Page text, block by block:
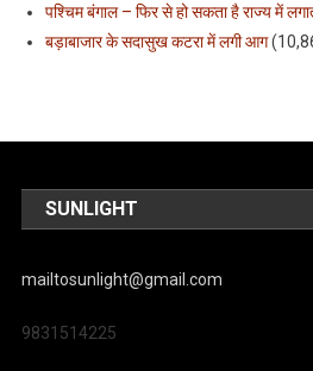
पश्चिम बंगाल – फिर से हो सकता है राज्य में
बड़ाबाजार के सदासुख कटरा में लगी आग
SUNLIGHT
mailtosunlight@gmail.com
9831514225